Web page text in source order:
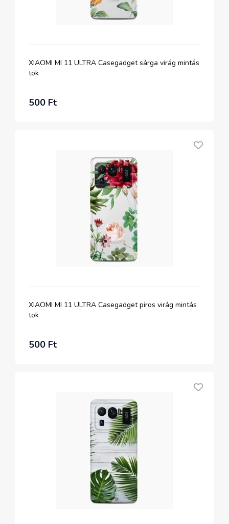
XIAOMI MI 11 ULTRA Casegadget sárga virág mintás
tok
500 Ft
XIAOMI MI 11 ULTRA Casegadget piros virág mintás
tok
500 Ft